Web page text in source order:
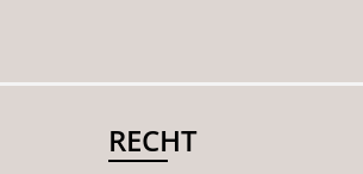
RECHT